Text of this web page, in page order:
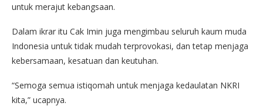
untuk merajut kebangsaan.
Dalam ikrar itu Cak Imin juga mengimbau seluruh kaum muda
Indonesia untuk tidak mudah terprovokasi, dan tetap menjaga
kebersamaan, kesatuan dan keutuhan.
“Semoga semua istiqomah untuk menjaga kedaulatan NKRI
kita,” ucapnya.